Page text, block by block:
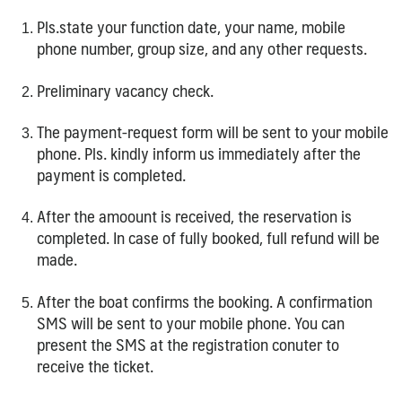
Pls.state your function date, your name, mobile
phone number, group size, and any other requests.
Preliminary vacancy check.
The payment-request form will be sent to your mobile
phone. Pls. kindly inform us immediately after the
payment is completed.
After the amoount is received, the reservation is
completed. In case of fully booked, full refund will be
made.
After the boat confirms the booking. A confirmation
SMS will be sent to your mobile phone. You can
present the SMS at the registration conuter to
receive the ticket.